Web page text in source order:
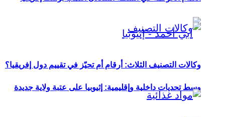
وسط تحديات داخلية وإقليمية: إثيوبيا على عتبة ولاية جديدة
وكالات التصنيف الثلاث: أرقام أم تحيّز في تقييم دول إفريقيا؟